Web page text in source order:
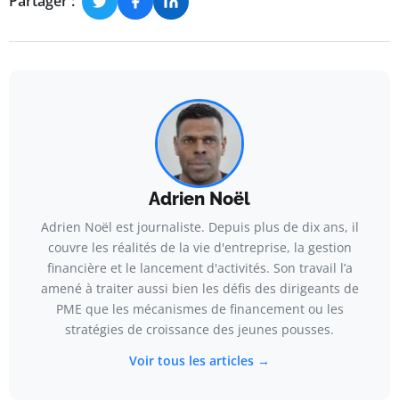
Adrien Noël
Adrien Noël est journaliste. Depuis plus de dix ans, il
couvre les réalités de la vie d'entreprise, la gestion
financière et le lancement d'activités. Son travail l’a
amené à traiter aussi bien les défis des dirigeants de
PME que les mécanismes de financement ou les
stratégies de croissance des jeunes pousses.
Voir tous les articles →